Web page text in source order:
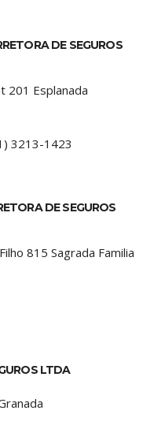
DE SEGUROS
201 Esplanada
3213-1423
DE SEGUROS
815 Sagrada Familia
LTDA